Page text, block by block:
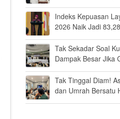
Indeks Kepuasan
2026 Naik Jadi
Tak Sekadar Soal
Dampak Besar Jika
Tak Tinggal Diam!
dan Umrah Bersatu